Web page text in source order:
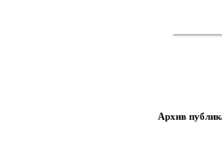
Архив